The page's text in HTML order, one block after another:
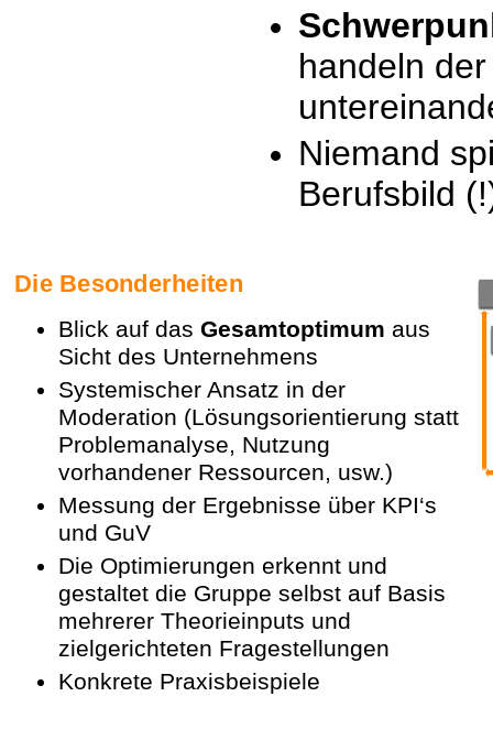
handeln der
Niemand
Berufsbild
Die Besonderheiten
Blick auf das Gesamtoptimum aus
Sicht des Unternehmens
Systemischer Ansatz in der
Moderation (Lösungsorientierung statt
Problemanalyse, Nutzung
vorhandener Ressourcen, usw.)
Messung der Ergebnisse über KPI‘s
und GuV
Die Optimierungen erkennt und
gestaltet die Gruppe selbst auf Basis
mehrerer Theorieinputs und
zielgerichteten Fragestellungen
Konkrete Praxisbeispiele